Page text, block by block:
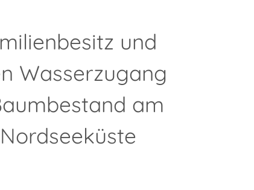
und
Wasserzugang
am